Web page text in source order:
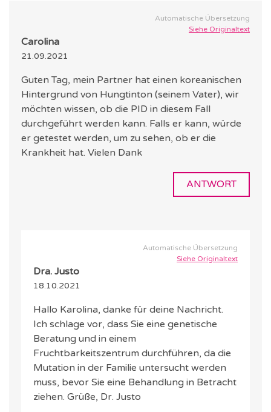
Automatische Übersetzung
Siehe Originaltext
Carolina
21.09.2021
Guten Tag, mein Partner hat einen koreanischen
Hintergrund von Hungtinton (seinem Vater), wir
möchten wissen, ob die PID in diesem Fall
durchgeführt werden kann. Falls er kann, würde
er getestet werden, um zu sehen, ob er die
Krankheit hat. Vielen Dank
ANTWORT
Automatische Übersetzung
Siehe Originaltext
Dra. Justo
18.10.2021
Hallo Karolina, danke für deine Nachricht.
Ich schlage vor, dass Sie eine genetische
Beratung und in einem
Fruchtbarkeitszentrum durchführen, da die
Mutation in der Familie untersucht werden
muss, bevor Sie eine Behandlung in Betracht
ziehen. Grüße, Dr. Justo